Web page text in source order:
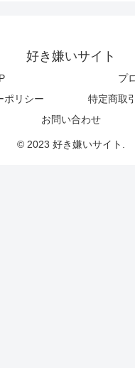
好き嫌いサイト
プ
ポリシー
特定商取
お問い合わせ
© 2023 好き嫌いサイト.